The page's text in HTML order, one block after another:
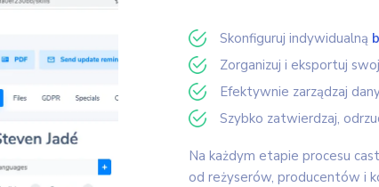
Skonfiguruj indywidualną
Zorganizuj i eksportuj
Efektywnie zarządzaj
Szybko zatwierdzaj,
Na każdym etapie procesu
od reżyserów, producentów i